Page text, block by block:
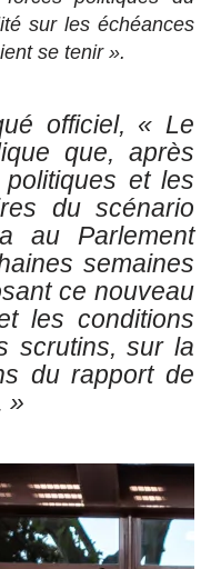
sur les échéances
se tenir ».
officiel, « Le
que, après
et les
du scénario
au Parlement
semaines
ce nouveau
les conditions
scrutins, sur la
du rapport de
»